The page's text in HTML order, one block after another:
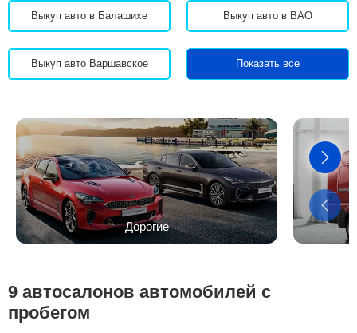
Выкуп авто в Балашихе Выкуп авто в ВАО
Выкуп авто Варшавское Показать все
Дорогие
9 автосалонов автомобилей с
пробегом